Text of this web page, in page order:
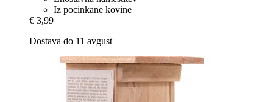
Iz pocinkane kovine
€ 3,99
Dostava do 11 avgust